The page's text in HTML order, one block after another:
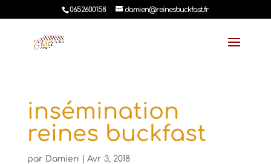
0652600158 damien@reinesbuckfast.fr
insémination
reines buckfast
par Damien Avr 3, 2018